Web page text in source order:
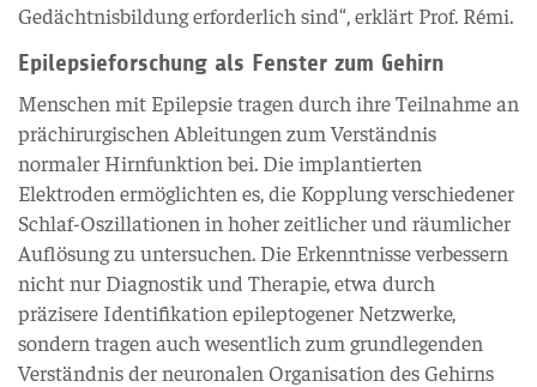
Gedächtnisbildung erforderlich sind“, erklärt Prof. Rémi.
Epilepsieforschung als Fenster zum Gehirn
Menschen mit Epilepsie tragen durch ihre Teilnahme an
prächirurgischen Ableitungen zum Verständnis
normaler Hirnfunktion bei. Die implantierten
Elektroden ermöglichten es, die Kopplung verschiedener
Schlaf-Oszillationen in hoher zeitlicher und räumlicher
Auflösung zu untersuchen. Die Erkenntnisse verbessern
nicht nur Diagnostik und Therapie, etwa durch
präzisere Identifikation epileptogener Netzwerke,
sondern tragen auch wesentlich zum grundlegenden
Verständnis der neuronalen Organisation des Gehirns